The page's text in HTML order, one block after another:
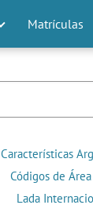
Matrículas
Características
Códigos de
Lada